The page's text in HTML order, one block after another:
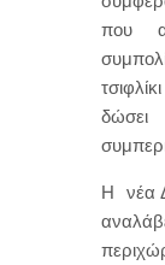
που
δώσει
Η νέα